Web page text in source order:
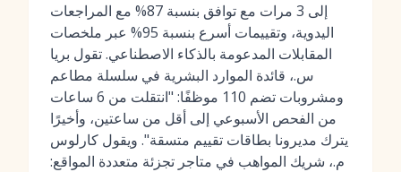
إلى 3 مرات مع توافق بنسبة 87% مع المراجعات
اليدوية، وتقييمات أسرع بنسبة 95% عبر ملخصات
المقابلات المدعومة بالذكاء الاصطناعي. تقول بريا
س.، قائدة الموارد البشرية في سلسلة مطاعم
ومشروبات تضم 110 موظفًا: "انتقلت من 6 ساعات
من الفحص الأسبوعي إلى أقل من ساعتين، وأخيرًا
يترك مديرونا بطاقات تقييم متسقة". ويقول كارلوس
م.، شريك المواهب في متاجر تجزئة متعددة المواقع: